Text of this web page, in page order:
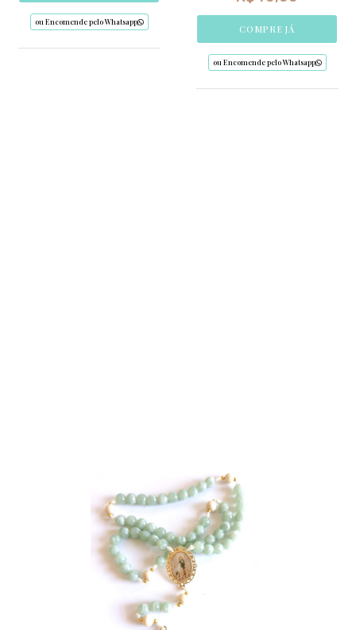
ou Encomende pelo Whatsapp
COMPRE JÁ
ou Encomende pelo Whatsapp